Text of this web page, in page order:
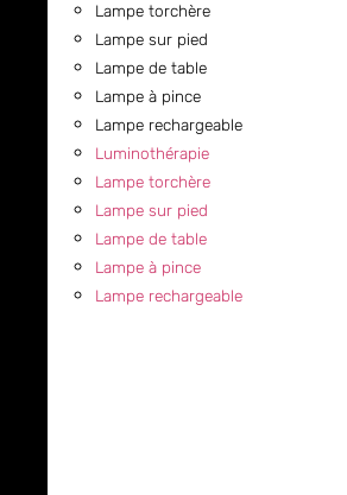
Lampe torchère
Lampe sur pied
Lampe de table
Lampe à pince
Lampe rechargeable
Luminothérapie
Lampe torchère
Lampe sur pied
Lampe de table
Lampe à pince
Lampe rechargeable